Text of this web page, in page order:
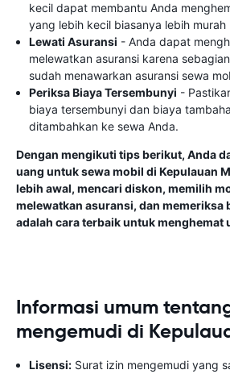
kecil dapat membantu Anda
yang lebih kecil biasanya lebih murah
Lewati Asuransi - Anda dapat
melewatkan asuransi karena
sudah menawarkan asuransi sewa
Periksa Biaya Tersembunyi -
biaya tersembunyi dan biaya
ditambahkan ke sewa Anda.
Dengan mengikuti tips berikut, Anda
uang untuk sewa mobil di Kepulauan
lebih awal, mencari diskon, memilih
melewatkan asuransi, dan memeriksa
adalah cara terbaik untuk menghemat
Informasi umum
mengemudi di
Lisensi: Surat izin mengemudi yang